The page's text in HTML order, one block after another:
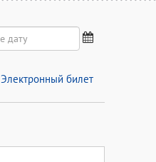
Электронный билет